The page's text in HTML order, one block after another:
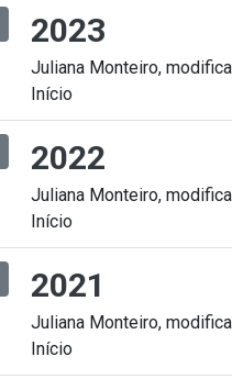
2023
Juliana Monteiro,
Início
2022
Juliana Monteiro,
Início
2021
Juliana Monteiro,
Início